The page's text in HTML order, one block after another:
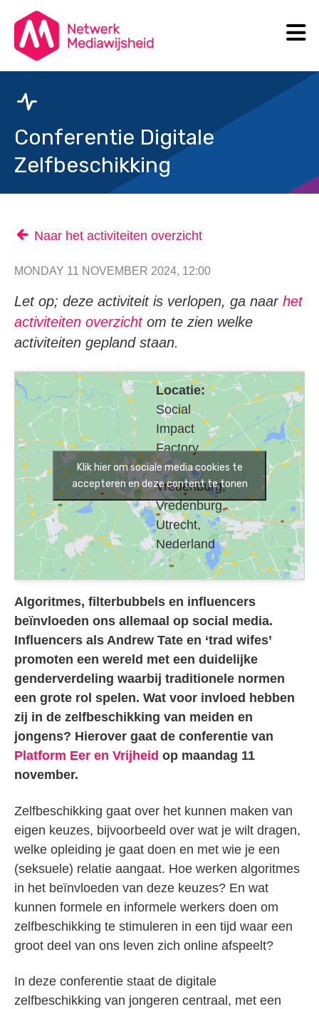
Conferentie Digitale
Zelfbeschikking
Naar het activiteiten overzicht
MONDAY 11 NOVEMBER 2024, 12:00
Let op; deze activiteit is verlopen, ga naar het
activiteiten overzichtom te zien welke
activiteiten gepland staan.
Locatie:
Social
Impact
Factory
-
Vredenburg,
Vredenburg,
Utrecht,
Nederland
Klik hier om sociale media cookies te
accepteren en deze content te tonen
Algoritmes, filterbubbels en influencers
beïnvloeden ons allemaal op social media.
Influencers als Andrew Tate en ‘trad wifes’
promoten een wereld met een duidelijke
genderverdeling waarbij traditionele normen
een grote rol spelen. Wat voor invloed hebben
zij in de zelfbeschikking van meiden en
jongens? Hierover gaat de conferentie van
Platform Eer en Vrijheid op maandag 11
november.
Zelfbeschikking gaat over het kunnen maken van
eigen keuzes, bijvoorbeeld over wat je wilt dragen,
welke opleiding je gaat doen en met wie je een
(seksuele) relatie aangaat. Hoe werken algoritmes
in het beïnvloeden van deze keuzes? En wat
kunnen formele en informele werkers doen om
zelfbeschikking te stimuleren in een tijd waar een
groot deel van ons leven zich online afspeelt?
In deze conferentie staat de digitale
zelfbeschikking van jongeren centraal, met een